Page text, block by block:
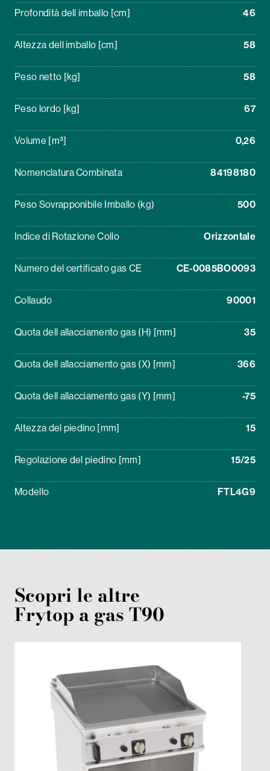
Profondità dell imballo [cm] 46
Altezza dell imballo [cm] 58
Peso netto [kg] 58
Peso lordo [kg] 67
Volume [m³] 0,26
Nomenclatura Combinata 84198180
Peso Sovrapponibile Imballo (kg) 500
Indice di Rotazione Collo Orizzontale
Numero del certificato gas CE CE-0085BO0093
Collaudo 90001
Quota dell allacciamento gas (H) [mm] 35
Quota dell allacciamento gas (X) [mm] 366
Quota dell allacciamento gas (Y) [mm] -75
Altezza del piedino [mm] 15
Regolazione del piedino [mm] 15/25
Modello FTL4G9
Scopri le altre
Frytop a gasT90